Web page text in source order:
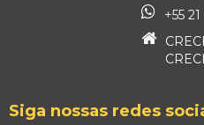
+55
Siga nossas redes